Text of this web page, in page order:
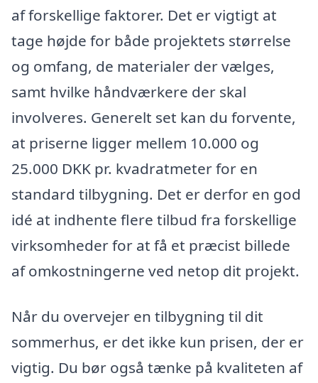
af forskellige faktorer. Det er vigtigt at
tage højde for både projektets størrelse
og omfang, de materialer der vælges,
samt hvilke håndværkere der skal
involveres. Generelt set kan du forvente,
at priserne ligger mellem 10.000 og
25.000 DKK pr. kvadratmeter for en
standard tilbygning. Det er derfor en god
idé at indhente flere tilbud fra forskellige
virksomheder for at få et præcist billede
af omkostningerne ved netop dit projekt.
Når du overvejer en tilbygning til dit
sommerhus, er det ikke kun prisen, der er
vigtig. Du bør også tænke på kvaliteten af